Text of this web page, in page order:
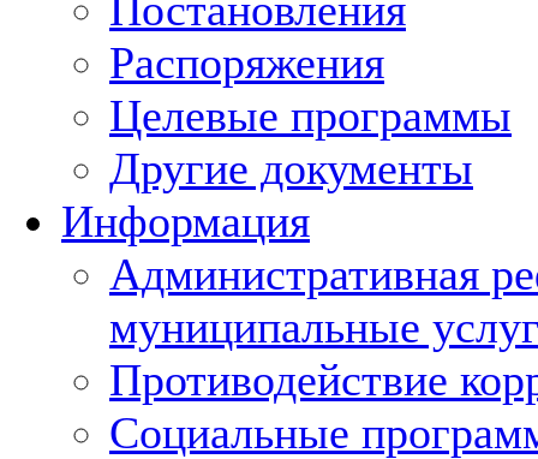
Распоряжения
Целевые программы
Другие документы
Информация
Административная
муниципальные
Противодействие
Социальные